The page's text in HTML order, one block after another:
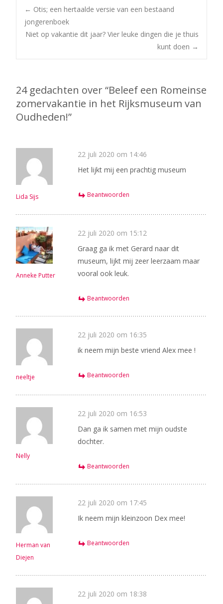
Bericht
navigatie
← Otis; een hertaalde versie van een bestaand
jongerenboek
Niet op vakantie dit jaar? Vier leuke dingen die je thuis
kunt doen →
24 gedachten over “Beleef een Romeinse
zomervakantie in het Rijksmuseum van
Oudheden!”
Lida Sijs
22 juli 2020 om 14:46
Het lijkt mij een prachtig museum
Beantwoorden
Anneke Putter
22 juli 2020 om 15:12
Graag ga ik met Gerard naar dit
museum, lijkt mij zeer leerzaam maar
vooral ook leuk.
Beantwoorden
neeltje
22 juli 2020 om 16:35
ik neem mijn beste vriend Alex mee !
Beantwoorden
Nelly
22 juli 2020 om 16:53
Dan ga ik samen met mijn oudste
dochter.
Beantwoorden
Herman van
Diejen
22 juli 2020 om 17:45
Ik neem mijn kleinzoon Dex mee!
Beantwoorden
22 juli 2020 om 18:38